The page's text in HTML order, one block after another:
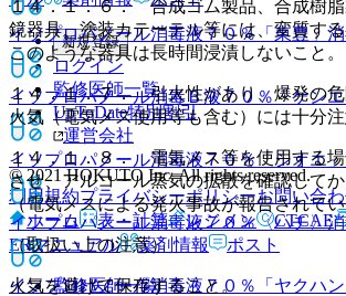
イソプロパノール消毒液７０％「東豊」
イソプロパノール消毒Ｂ液７０％「ケン
イソプロパノール消毒液７０％「シオエ」
イソプロパノール消毒液７０％〈ハチ〉
イソプロパノール消毒液７０％「ヤクハン
１４．１．６． 合成ゴム製品、合成樹脂
鏡器具、塗装カテーテル等には、変質する
このような器具は長時間浸漬しないこと。
１４．１．７． 引火性があり、爆発の危
火気（電気メス使用等も含む）には十分注
１４．１．８． 電気メス等を使用する
させ、アルコール蒸気の拡散を確認して
（電気メスによる発火事故が報告されてい
（取扱い上の注意）
火気を避けて保存すること。
新規登録
ログイン
監修医師一覧
UpToDate特別割引
運営会社
© 2021 HOKUTO Inc. All rights reserved.
利用規約プライバシーポリシーお問い合
ホーム
表・計算 レジメン CTCAE
ERマニュアル
薬剤情報 ポスト
監修医師一覧